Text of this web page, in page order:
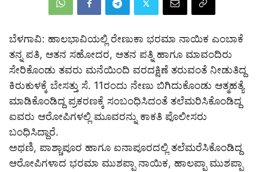
ಬೆಳಗಾವಿ: ಹಾಲಭಾವಿಯಲ್ಲಿ ರೇಣುಕಾ ಭರಮಾ ನಾಯಿಕ ಎಂಬಾಕೆ
ತನ್ನ ಪತಿ, ಆತನ ಸಹೋದರ, ಆತನ ಪತ್ನಿ ಹಾಗೂ ಮಾವಂದಿರು
ಸೇರಿಕೊಂಡು ತವರು ಮನೆಯಿಂದಿ ವರದಕ್ಷಿಣೆ ತರುವಂತೆ ನೀಡುತಿದ್ದ
ಕಿರುಕುಳಕ್ಕೆ ಬೇಸತ್ತು ಸೆ. 11ರಂದು ನೇಣು ಬಿಗಿದುಕೊಂಡು ಆತ್ಮಹತ್ಯೆ
ಮಾಡಿಕೊಂಡಿದ್ದ ಪ್ರಕರಣಕ್ಕೆ ಸಂಬಂಧಿಸಿದಂತೆ ತಲೆಮರಿಸಿಕೊಂಡಿದ್ದ
ಐವರು ಆರೋಪಿಗಳಲ್ಲಿ ಮೂವರನ್ನು ಕಾಕತಿ ಪೊಲೀಸರು
ಬಂಧಿಸಿದ್ದಾರೆ.
ಅಥಣಿ, ಪಾಶ್ಚಾಪೂರ ಹಾಗೂ ಐನಾಪೂರದಲ್ಲಿ ತಲೆಮರೆಸಿಕೊಂಡಿದ್ದ
ಆರೋಪಿಗಳಾದ ಭರಮಾ ಮುಶಪ್ಪಾ ನಾಯಿಕ, ಹಾಲಪ್ಪಾ ಮುಶಪ್ಪಾ